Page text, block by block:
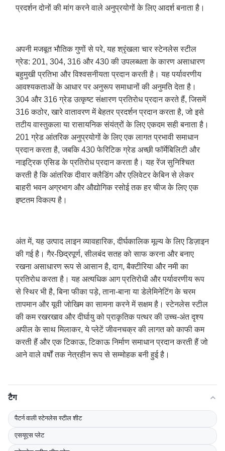
प्रदर्शन दोनों की मांग करने वाले अनुप्रयोगों के लिए आदर्श बनाता है।
अपनी मजबूत भौतिक गुणों से परे, यह श्रृंखला चार स्टेनलेस स्टील
ग्रेड: 201, 304, 316 और 430 की उपलब्धता के कारण असाधारण
बहुमुखी प्रतिभा और विश्वसनीयता प्रदान करती है। यह पर्यावरणीय
आवश्यकताओं के आधार पर अनुरूप समाधानों की अनुमति देता है।
304 और 316 ग्रेड उत्कृष्ट संक्षारण प्रतिरोध प्रदान करते हैं, जिसमें
316 कठोर, खारे वातावरण में बेहतर प्रदर्शन प्रदान करता है, जो इसे
तटीय वास्तुकला या रासायनिक संयंत्रों के लिए एकदम सही बनाता है।
201 ग्रेड आंतरिक अनुप्रयोगों के लिए एक लागत प्रभावी समाधान
प्रदान करता है, जबकि 430 फेरिटिक ग्रेड अच्छी फॉर्मेबिलिटी और
नाइट्रिक एसिड के प्रतिरोध प्रदान करता है। यह रेंज सुनिश्चित
करती है कि आंतरिक दीवार क्लैडिंग और एलिवेटर केबिन से लेकर
बाहरी भवन अग्रभाग और औद्योगिक रसोई तक हर चीज के लिए एक
इष्टतम विकल्प है।
अंत में, यह उत्पाद लाइन व्यावहारिक, दीर्घकालिक मूल्य के लिए डिज़ाइन
की गई है। गैर-छिद्रपूर्ण, सीलबंद सतह को साफ करना और बनाए
रखना असाधारण रूप से आसान है, दाग, बैक्टीरिया और नमी का
प्रतिरोध करता है। यह अत्यधिक आग प्रतिरोधी और पर्यावरणीय रूप
से स्थिर भी है, बिना फीका पड़े, ताना-बाना या डेलेमिनेटिंग के चरम
तापमान और यूवी जोखिम का सामना करने में सक्षम है। स्टेनलेस स्टील
की कम रखरखाव और दीर्घायु को प्राकृतिक पत्थर की उच्च-अंत दृश्य
अपील के साथ मिलाकर, ये प्लेटें जीवनचक्र की लागत को काफी कम
करती हैं और एक टिकाऊ, टिकाऊ निर्माण समाधान प्रदान करती हैं जो
आने वाले वर्षों तक नेत्रहीन रूप से सम्मोहक बनी हुई है।
टैग
पैटर्न वाली स्टेनलेस स्टील शीट
एसयूएस प्लेट